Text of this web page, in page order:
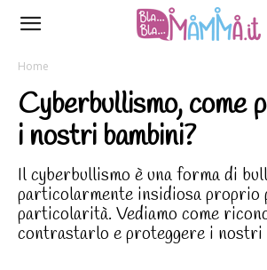
Home
Cyberbullismo, come
i nostri bambini?
Il cyberbullismo è una forma di
particolarmente insidiosa proprio
particolarità. Vediamo come
contrastarlo e proteggere i nostri